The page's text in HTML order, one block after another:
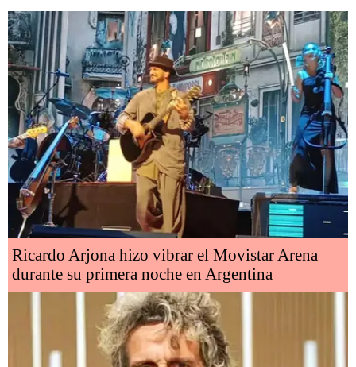
Ricardo Arjona hizo vibrar el Movistar Arena
durante su primera noche en Argentina